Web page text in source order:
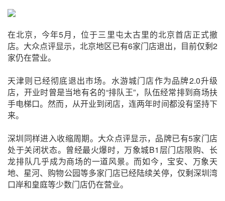
在北京，今年5月，位于三里屯太古里的北京首店正式撤
店。大众点评显示，北京地区已有6家门店退出，目前仅剩2
家仍在营业。
天津则已经彻底退出市场。水游城门店作为品牌2.0升级
店，开业时曾是当地有名的“排队王”，队伍经常排到商场扶
手电梯口。然而，从开业到闭店，连两年时间都没有坚持下
来。
深圳同样进入收缩周期。大众点评显示，品牌已有5家门店
处于关闭状态。曾经最火爆时，万象城B1层门店限购、长
龙排队几乎成为商场的一道风景。而如今，宝安、万象天
地、星河、购物公园等多家门店已经陆续关停，仅剩深圳湾
口岸和皇庭等少数门店仍在营业。